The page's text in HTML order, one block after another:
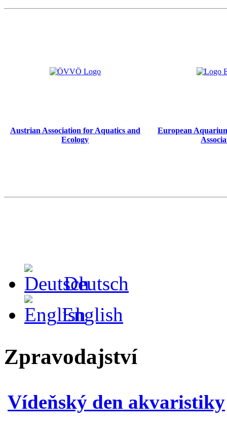
Austrian Association for Aquatics and
Ecology
European
Deutsch
English
Zpravodajství
Vídeňský den akvaristiky